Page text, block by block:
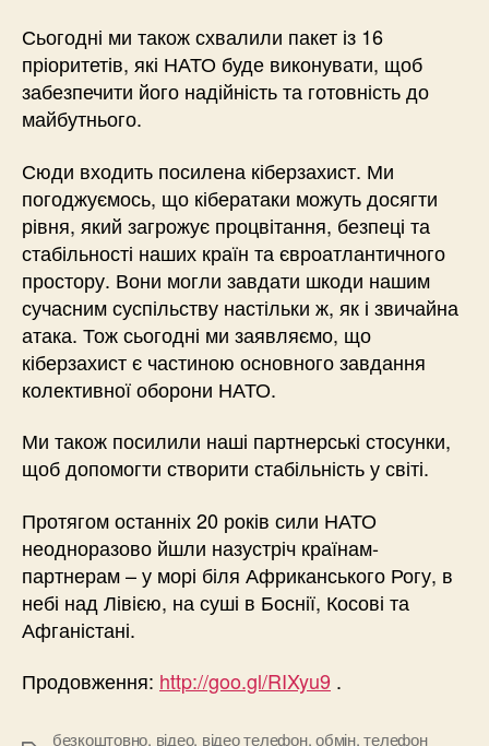
Сьогодні ми також схвалили пакет із 16
пріоритетів, які НАТО буде виконувати, щоб
забезпечити його надійність та готовність до
майбутнього.
Сюди входить посилена кіберзахист. Ми
погоджуємось, що кібератаки можуть досягти
рівня, який загрожує процвітання, безпеці та
стабільності наших країн та євроатлантичного
простору. Вони могли завдати шкоди нашим
сучасним суспільству настільки ж, як і звичайна
атака. Тож сьогодні ми заявляємо, що
кіберзахист є частиною основного завдання
колективної оборони НАТО.
Ми також посилили наші партнерські стосунки,
щоб допомогти створити стабільність у світі.
Протягом останніх 20 років сили НАТО
неодноразово йшли назустріч країнам-
партнерам – у морі біля Африканського Рогу, в
небі над Лівією, на суші в Боснії, Косові та
Афганістані.
Продовження: http://goo.gl/RIXyu9 .
безкоштовно, відео, відео телефон,обмін,телефон